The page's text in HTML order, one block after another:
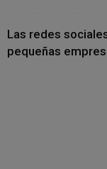
Las redes
pequeñas